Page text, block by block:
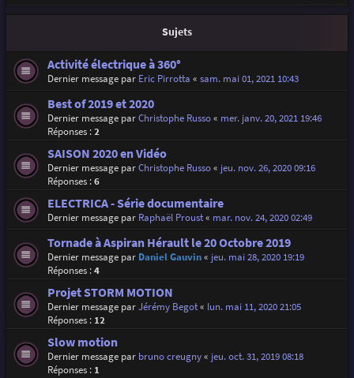
Sujets
Activité électrique à 360°
Dernier message par Eric Pirrotta « sam. mai 01, 2021 10:43
Best of 2019 et 2020
Dernier message parChristophe Russo« mer. janv. 20, 2021 19:46
Réponses :2
SAISON 2020 en Vidéo
Dernier message parChristophe Russo« jeu. nov. 26, 2020 09:16
Réponses :6
ELECTRICA - Série documentaire
Dernier message par Raphaël Proust« mar. nov. 24, 2020 02:49
Tornade à Aspiran Hérault le 20 Octobre 2019
Dernier message par Daniel Gauvin« jeu. mai 28, 2020 19:19
Réponses :4
Projet STORM MOTION
Dernier message parJérémy Begot« lun. mai 11, 2020 21:05
Réponses : 12
Slow motion
Dernier message par bruno creugny« jeu. oct. 31, 2019 08:18
Réponses : 1